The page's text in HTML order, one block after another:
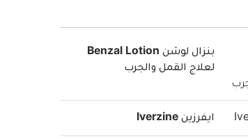
بنزال لوشن Benzal Lotion
لعلاج القمل والجرب
ايفرزين Iverzine